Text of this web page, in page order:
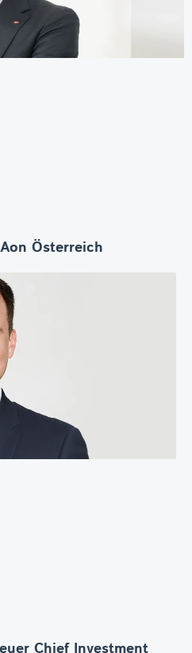
Österreich